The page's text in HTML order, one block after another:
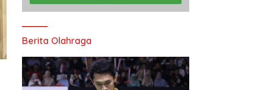
Berita Olahraga